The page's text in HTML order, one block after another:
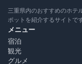
三重県内のおすすめのホテ
ポットを紹介するサイトです
メニュー
宿泊
観光
グルメ